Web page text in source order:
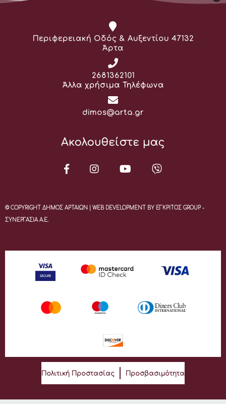
Διεύθυνση:
Περιφερειακή Οδός & Αυξεντίου 47132
Άρτα
Τηλέφωνο:
2681362101
Άλλα χρήσιμα Τηλέφωνα
Email:
dimos@arta.gr
Ακολουθείστε μας
© COPYRIGHT ΔΗΜΟΣ ΑΡΤΑΙΩΝ | WEB DEVELOPMENT BY ΕΓΚΡΙΤΟΣ GROUP -
ΣΥΝΕΡΓΑΣΙΑ Α.Ε.
Πολιτική Προστασίας Προσβασιμότητα